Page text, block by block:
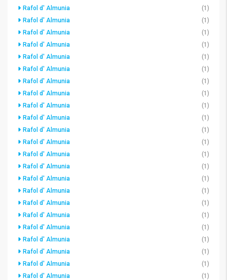
Rafol d' Almunia
(1)
Rafol d' Almunia
(1)
Rafol d' Almunia
(1)
Rafol d' Almunia
(1)
Rafol d' Almunia
(1)
Rafol d' Almunia
(1)
Rafol d' Almunia
(1)
Rafol d' Almunia
(1)
Rafol d' Almunia
(1)
Rafol d' Almunia
(1)
Rafol d' Almunia
(1)
Rafol d' Almunia
(1)
Rafol d' Almunia
(1)
Rafol d' Almunia
(1)
Rafol d' Almunia
(1)
Rafol d' Almunia
(1)
Rafol d' Almunia
(1)
Rafol d' Almunia
(1)
Rafol d' Almunia
(1)
Rafol d' Almunia
(1)
Rafol d' Almunia
(1)
Rafol d' Almunia
(1)
Rafol d' Almunia
(1)